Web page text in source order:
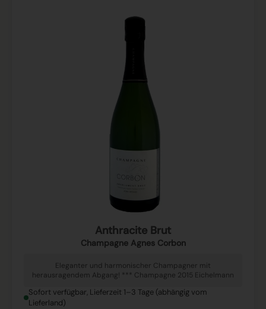
Anthracite Brut
Champagne Agnes Corbon
Eleganter und harmonischer Champagner mit
herausragendem Abgang! *** Champagne 2015 Eichelmann
Sofort verfügbar, Lieferzeit 1–3 Tage (abhängig vom
Lieferland)